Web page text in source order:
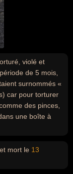
violé et
de 5 mois,
surnommés «
car pour torturer
des pinces,
une boîte à
et mort le 13